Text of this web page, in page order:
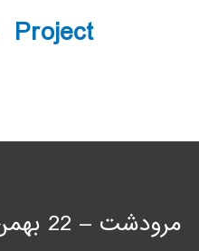
Project
مرودشت – 22 بهمن شمالی